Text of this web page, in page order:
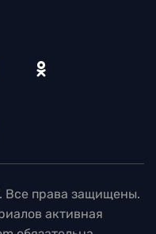
права защищены.
активная